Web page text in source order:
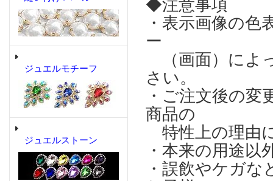
ジュエルモチーフ
ジュエルストーン
◆注意事項
・表示画像の
ー
（画面）によ
さい。
・ご注文後の
商品の
特性上の理由
・本来の用途
・誤飲やケガ